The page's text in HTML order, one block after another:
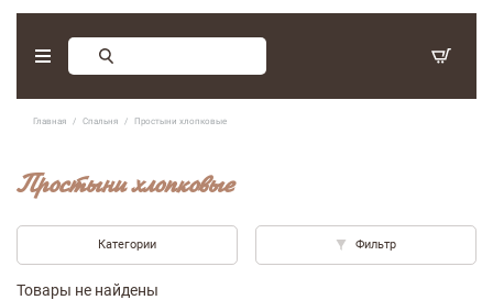
Главная Спальня Простыни хлопковые
Простыни хлопковые
Категории Фильтр
Товары не найдены
Заказ обратного звонка
(097) 416-90-33
(066) 339-07-15